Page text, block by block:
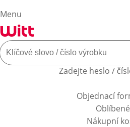
Menu
Zadejte heslo /
Objednací
Oblíbené
Nákupní